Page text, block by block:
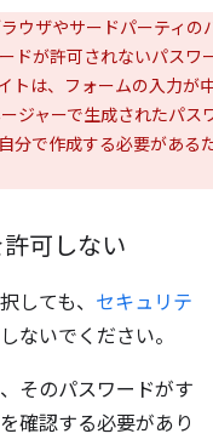
ウザやサードパーティの
ドが許可されないパスワ
トは、フォームの入力が
ジャーで生成されたパス
分で作成する必要がある
可しない
しても、 セキュリテ
ないでください。
そのパスワードがす
確認する必要があり